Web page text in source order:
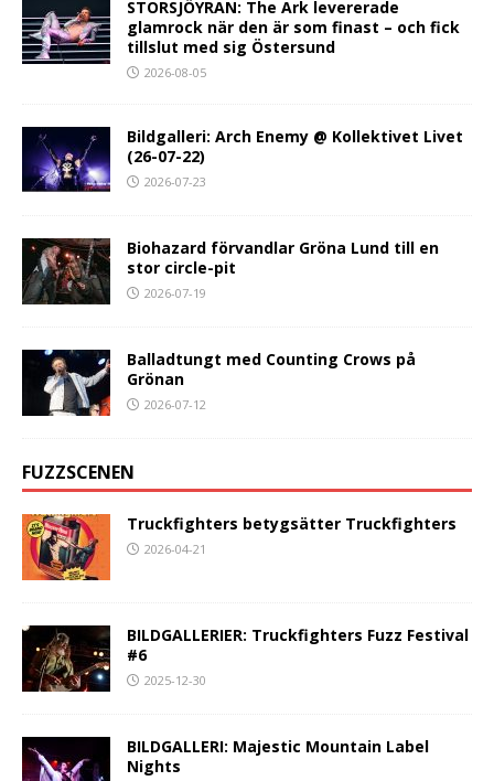
STORSJÖYRAN: The Ark levererade
glamrock när den är som finast – och fick
tillslut med sig Östersund
2026-08-05
Bildgalleri: Arch Enemy @ Kollektivet Livet
(26-07-22)
2026-07-23
Biohazard förvandlar Gröna Lund till en
stor circle-pit
2026-07-19
Balladtungt med Counting Crows på
Grönan
2026-07-12
FUZZSCENEN
Truckfighters betygsätter Truckfighters
2026-04-21
BILDGALLERIER: Truckfighters Fuzz Festival
#6
2025-12-30
BILDGALLERI: Majestic Mountain Label
Nights